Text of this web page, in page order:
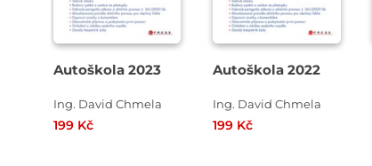
Autoškola 2023
Ing. David Chmela
199 Kč
Autoškola 2022
Ing. David Chmela
199 Kč